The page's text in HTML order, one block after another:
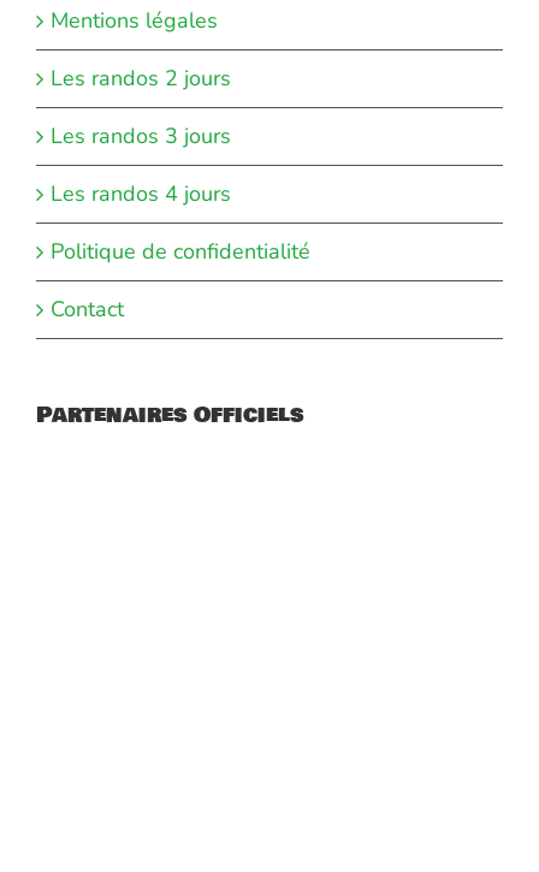
Mentions légales
Les randos 2 jours
Les randos 3 jours
Les randos 4 jours
Politique de confidentialité
Contact
Partenaires Officiels